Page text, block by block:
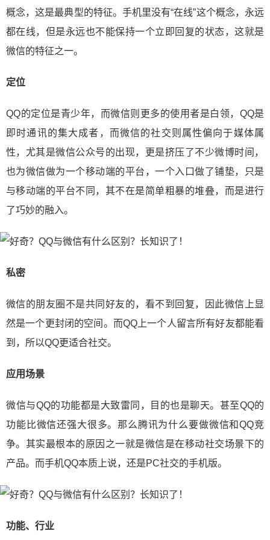
概念，这是最典型的特征。手机里没有“在线”这个概念，永远
都在线，但是永远也不能保持一个立即回复的状态，这就是
微信的特征之一。
定位
QQ的定位是青少年，而微信则更多的使用者是白领，QQ是
即时通讯的集大成者，而微信的社交则属性偏向于媒体属
性，尤其是微信公众号的出现，更是挤压了不少微博时间，
也为微信做为一个移动端的平台，一个入口做了铺垫，只是
与移动端的平台不同，其不在是简单粗暴的堆叠，而是进行
了巧妙的融入。
私密
微信的朋友圈不是共同好友的，看不到回复，因此微信上显
然是一个更封闭的空间。而QQ上一个人留言所有好友都能看
到，所以QQ更适合社交。
应用场景
微信与QQ的功能都是大致雷同，目的也是聊天。甚至QQ的
功能比微信还强大很多。那么腾讯为什么要做微信和QQ竞
争。其实最根本的原因之一就是微信是在移动社交场景下的
产品。而手机QQ本质上说，还是PC社交的手机版。
功能、行业